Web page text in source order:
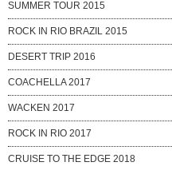
SUMMER TOUR 2015
ROCK IN RIO BRAZIL 2015
DESERT TRIP 2016
COACHELLA 2017
WACKEN 2017
ROCK IN RIO 2017
CRUISE TO THE EDGE 2018